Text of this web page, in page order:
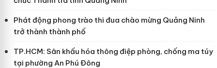
Phát động phong trào thi đua chào mừng Quảng Ninh
trở thành thành phố
TP.HCM: Sân khấu hóa thông điệp phòng, chống ma túy
tại phường An Phú Đông